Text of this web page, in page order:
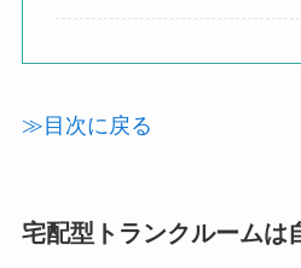
≫目次に戻る
宅配型トランクルームは